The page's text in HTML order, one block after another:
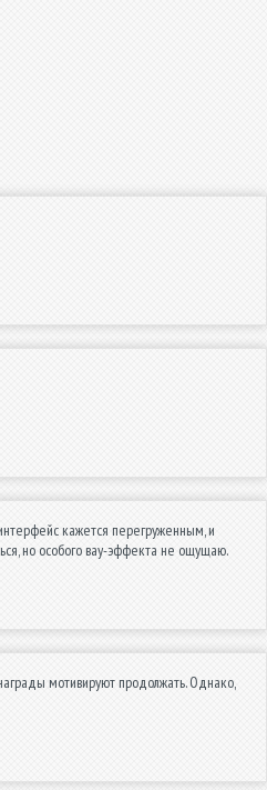
кажется перегруженным, и
но особого вау-эффекта не ощущаю.
мотивируют продолжать. Однако,